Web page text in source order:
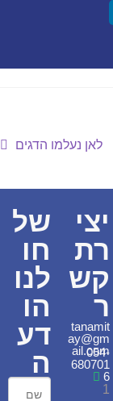
לאן נעלמו הדגים
יצי
רת
קש
ר
tanamit
ay@gm
ail.com
054-
680701
6
1
של
חו
לנו
הו
דע
ה